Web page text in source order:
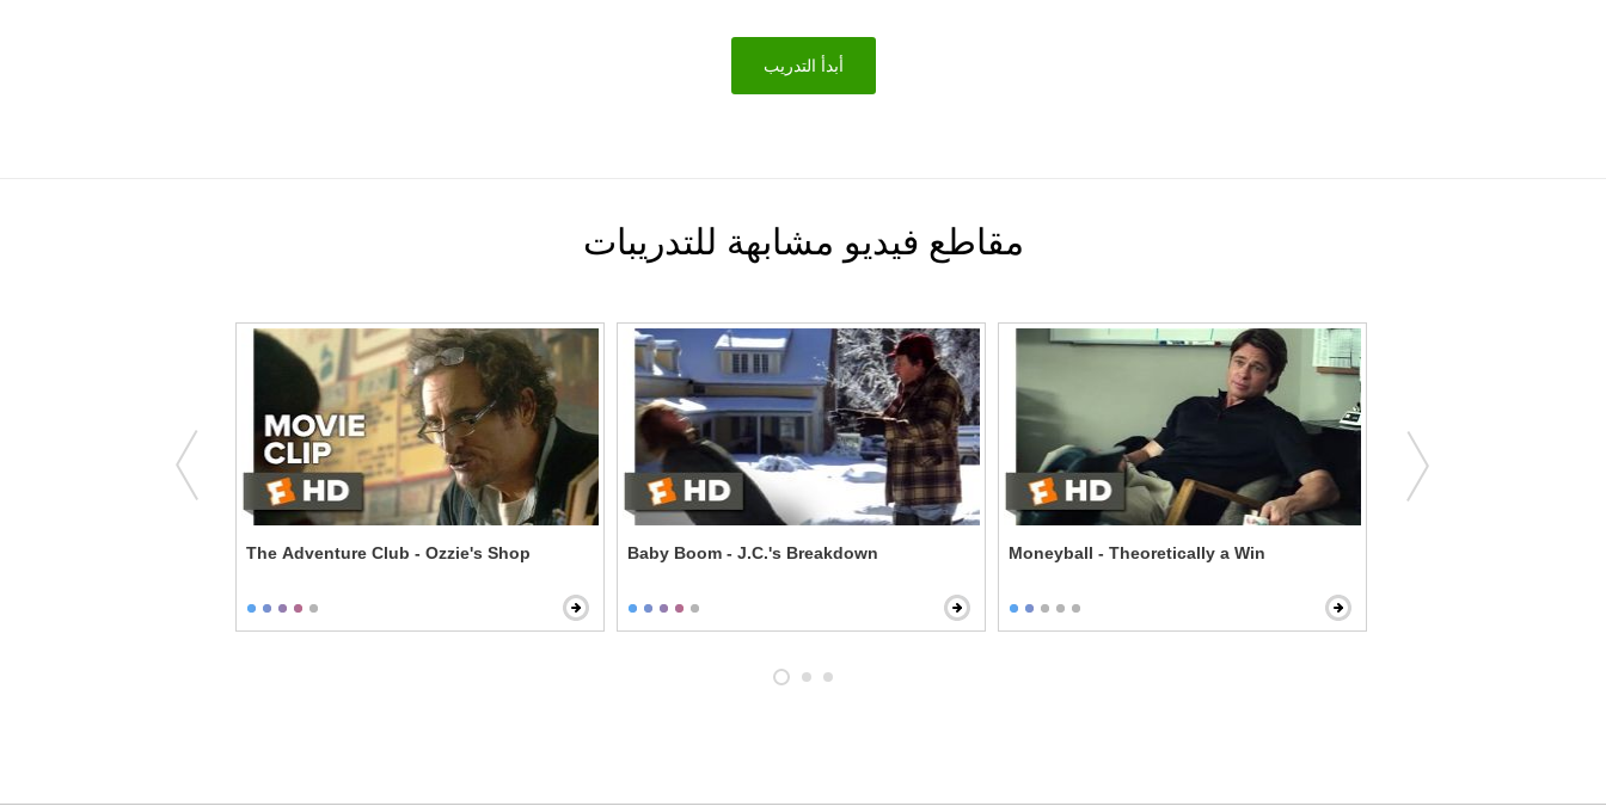
أبدأ التدريب
مقاطع فيديو مشابهة للتدريبات
The Adventure Club - Ozzie's Shop Baby Boom - J.C.'s Breakdown Moneyball - Theoretically a Win